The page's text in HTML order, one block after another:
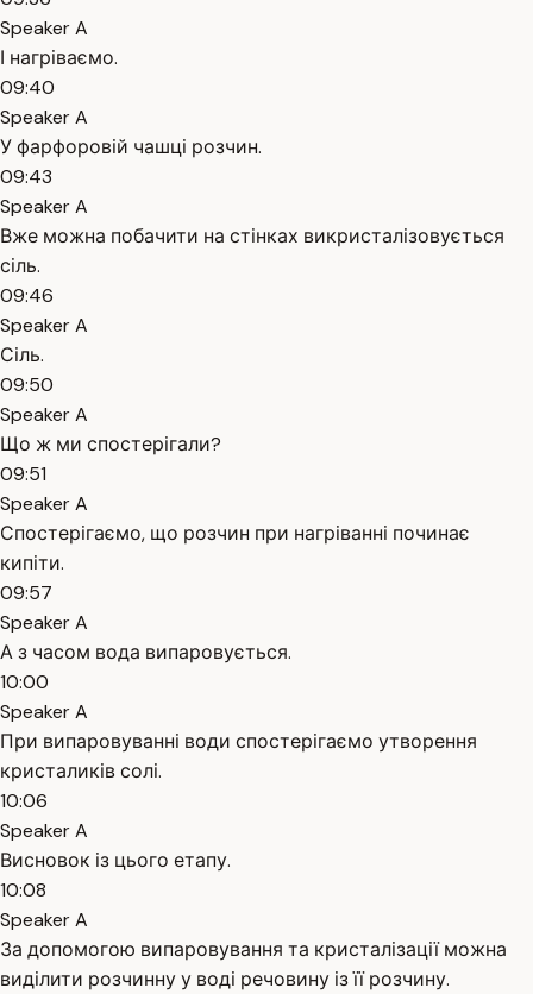
Speaker A
І нагріваємо.
09:40
Speaker A
У фарфоровій чашці розчин.
09:43
Speaker A
Вже можна побачити на стінках викристалізовується
сіль.
09:46
Speaker A
Сіль.
09:50
Speaker A
Що ж ми спостерігали?
09:51
Speaker A
Спостерігаємо, що розчин при нагріванні починає
кипіти.
09:57
Speaker A
А з часом вода випаровується.
10:00
Speaker A
При випаровуванні води спостерігаємо утворення
кристаликів солі.
10:06
Speaker A
Висновок із цього етапу.
10:08
Speaker A
За допомогою випаровування та кристалізації можна
виділити розчинну у воді речовину із її розчину.